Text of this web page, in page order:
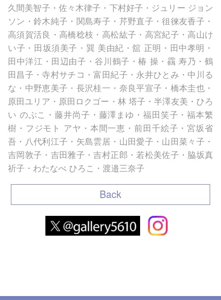
久間美智子・佐々木律子・下村好子・ジュリー ジョン
ソン・鈴木純子・関島寿子・芹野直子・徂徠友香子・
高須賀活良・高橋稔枝・高松紘子・高宮紀子・高山け
い子・田坂須美子・巽 美由紀・舘 正明・田中孝明・
田中洋江・田辺由子・谷川鶴子・椿 操・靍 寿乃・鶴
田昌子・寺村サチコ・富田紀子・永井ひとみ・中川る
な・中野恵美子・長沢桂一・奈良平宣子・橋本圭也・
原田ユリア・原田ロクゴー・林 塔子・半澤友美・ひろ
い のぶこ・藤井尚子・藤澤まゆ・福田笑子・福本繁
樹・フジモト アヤ・本間一恵・前田千絵子・宮坂省
吾・八代利江子・矢島雲居・山田愛子・山田菜々子・
吉岡敦子・吉田雅子・吉村正郎・若松美佐子・脇坂真
祈子・わたなべ ひろこ・渡邉三奈子
Back